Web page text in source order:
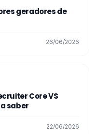
geradores de
26/06/2026
Core VS
saber
22/06/2026